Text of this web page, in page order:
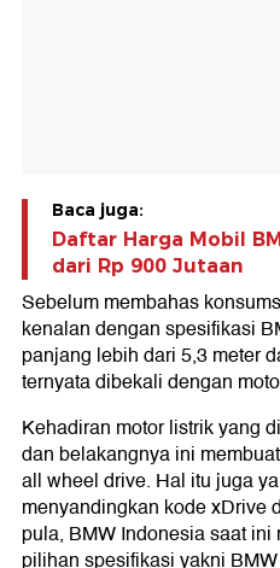
Baca juga:
Daftar Harga Mobil
dari Rp 900 Jutaan
Sebelum membahas
kenalan dengan spesifikasi
panjang lebih dari 5,3 meter
ternyata dibekali dengan
Kehadiran motor listrik yang
dan belakangnya ini
all wheel drive. Hal itu juga
menyandingkan kode xDrive
pula, BMW Indonesia saat
pilihan spesifikasi yakni